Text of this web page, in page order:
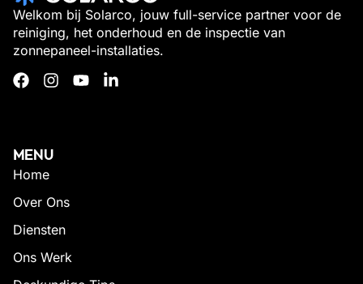
Welkom bij Solarco, jouw full-service partner voor de
reiniging, het onderhoud en de inspectie van
zonnepaneel-installaties.
MENU
Home
Over Ons
Diensten
Ons Werk